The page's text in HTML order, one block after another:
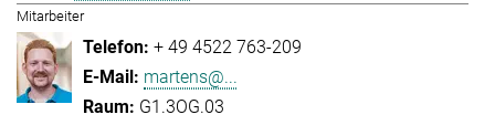
Mitarbeiter
+ 49 4522 763-209
martens@...
G1.3OG.03